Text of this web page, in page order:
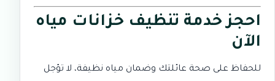
احجز خدمة تنظيف خزانات مياه
الآن
للحفاظ على صحة عائلتك وضمان مياه نظيفة، لا تؤجل